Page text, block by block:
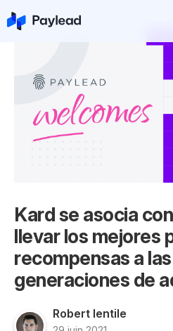
Kard se asocia
llevar los mejores
recompensas a
generaciones de
Robert Ientile